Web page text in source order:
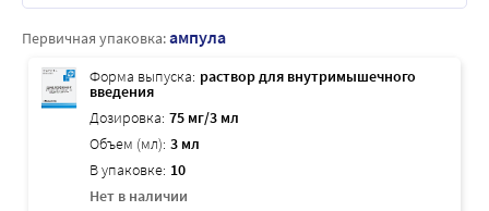
Первичная упаковка:ампула
Форма выпуска: раствор для внутримышечного
введения
Дозировка: 75 мг/3 мл
Объем (мл): 3 мл
В упаковке: 10
Нет в наличии